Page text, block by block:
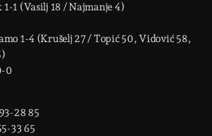
1 (Vasilj 18 / Najmanje 4)
1-4 (Krušelj 27 / Topić 50, Vidović 58,
0
28 85
33 65